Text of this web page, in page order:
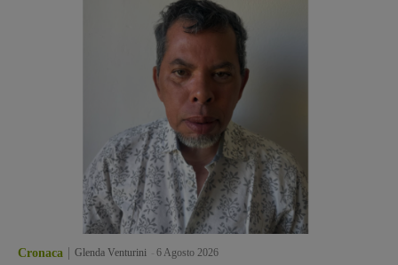
Cronaca Glenda Venturini 6 Agosto 2026